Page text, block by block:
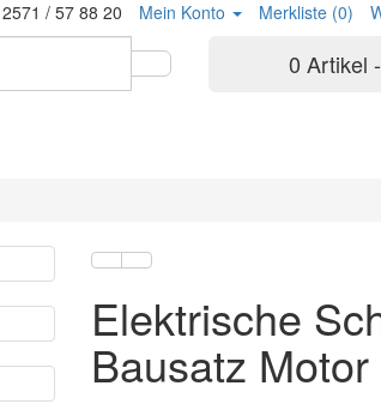
/ 57 88 20 Mein Konto Merkliste (0)
0 Artikel
Elektrische
Bausatz